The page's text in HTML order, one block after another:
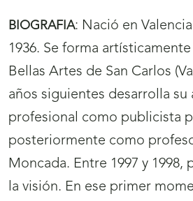
BIOGRAFIA: Nació en
1936. Se forma
Bellas Artes de San Carlos
años siguientes desarrolla su
profesional como publicista
posteriormente como
Moncada. Entre 1997 y
la visión. En ese primer